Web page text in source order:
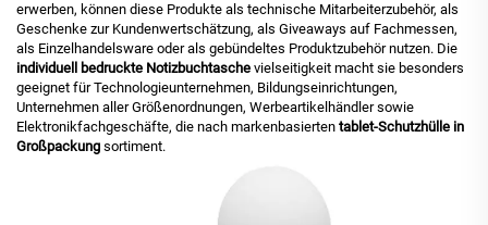
erwerben, können diese Produkte als technische Mitarbeiterzubehör, als
Geschenke zur Kundenwertschätzung, als Giveaways auf Fachmessen,
als Einzelhandelsware oder als gebündeltes Produktzubehör nutzen. Die
individuell bedruckte Notizbuchtasche vielseitigkeit macht sie besonders
geeignet für Technologieunternehmen, Bildungseinrichtungen,
Unternehmen aller Größenordnungen, Werbeartikelhändler sowie
Elektronikfachgeschäfte, die nach markenbasierten tablet-Schutzhülle in
Großpackung sortiment.